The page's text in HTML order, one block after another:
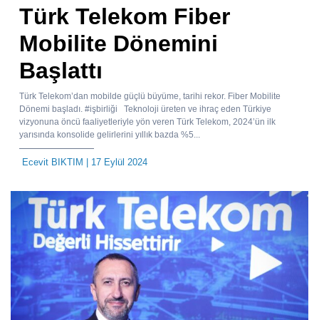
Türk Telekom Fiber
Mobilite Dönemini
Başlattı
Türk Telekom’dan mobilde güçlü büyüme, tarihi rekor. Fiber Mobilite
Dönemi başladı. #işbirliği Teknoloji üreten ve ihraç eden Türkiye
vizyonuna öncü faaliyetleriyle yön veren Türk Telekom, 2024’ün ilk
yarısında konsolide gelirlerini yıllık bazda %5...
Ecevit BIKTIM | 17 Eylül 2024